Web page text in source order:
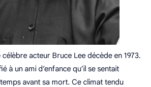
célèbre acteur Bruce Lee décède en 1973.
à un ami d’enfance qu’il se sentait
avant sa mort. Ce climat tendu